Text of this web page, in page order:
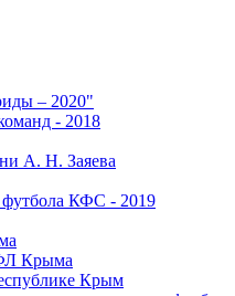
– 2020"
- 2018
А. Н. Заяева
футбола КФС - 2019
Крыма
Крым